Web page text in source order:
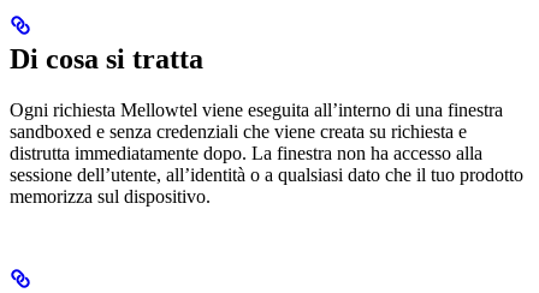
Di cosa si tratta
Ogni richiesta Mellowtel viene eseguita all’interno di una finestra
sandboxed e senza credenziali che viene creata su richiesta e
distrutta immediatamente dopo. La finestra non ha accesso alla
sessione dell’utente, all’identità o a qualsiasi dato che il tuo prodotto
memorizza sul dispositivo.